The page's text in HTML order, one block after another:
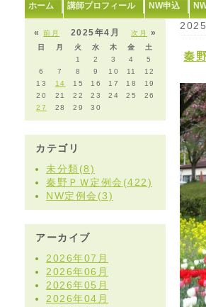
ホーム 講師プロフィール NW申込
«前月 次月 »
2025年4月
日 月 火 水 木 金
土
1
2 3 4
5
6
7 8 9 10 11
12
13
14 15 16 17 18
19
20
21 22 23 24 25
26
27
28 29 30
カテゴリ
未分類(8)
秦野ＰＷ定例会(422)
NW定例会(3)
アーカイブ
2026年07月
2026年06月
2026年05月
2026年04月
秦